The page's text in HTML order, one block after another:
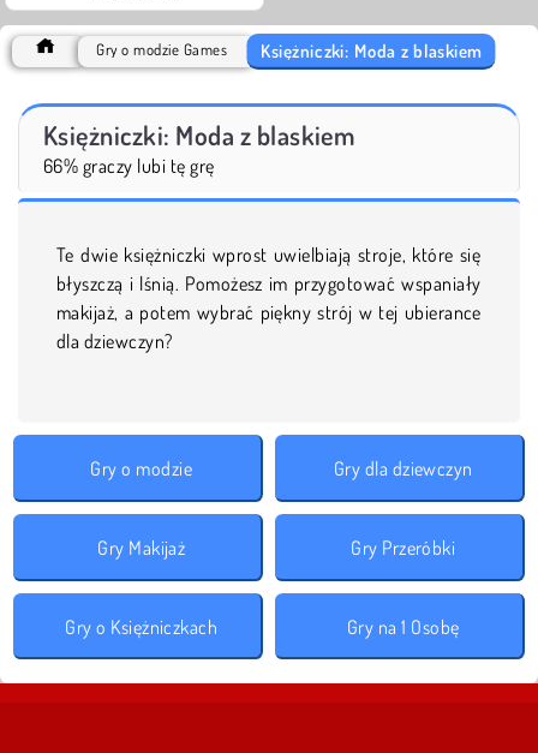
Gry o modzie Games Księżniczki: Moda z blaskiem
Księżniczki: Moda z blaskiem
66% graczy lubi tę grę
Te dwie księżniczki wprost uwielbiają stroje, które się
błyszczą i lśnią. Pomożesz im przygotować wspaniały
makijaż, a potem wybrać piękny strój w tej ubierance
dla dziewczyn?
Gry o modzie Gry dla dziewczyn
Gry Makijaż Gry Przeróbki
Gry o Księżniczkach Gry na 1 Osobę